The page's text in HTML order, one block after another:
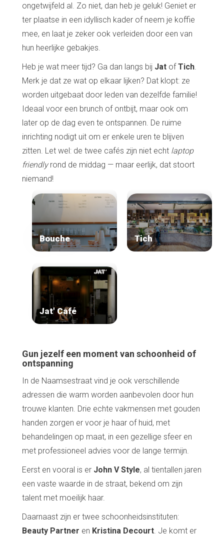
ongetwijfeld al. Zo niet, dan heb je geluk! Geniet er
ter plaatse in een idyllisch kader of neem je koffie
mee, en laat je zeker ook verleiden door een van
hun heerlijke gebakjes.
Heb je wat meer tijd? Ga dan langs bij Jat ofTich.
Merk je dat ze wat op elkaar lijken? Dat klopt: ze
worden uitgebaat door leden van dezelfde familie!
Ideaal voor een brunch of ontbijt, maar ook om
later op de dag even te ontspannen. De ruime
inrichting nodigt uit om er enkele uren te blijven
zitten. Let wel: de twee cafés zijn niet echt laptop
friendlyrond de middag — maar eerlijk, dat stoort
niemand!
Bouche Tich
Jat' Café
Gun jezelf een moment van schoonheid of
ontspanning
In de Naamsestraat vind je ook verschillende
adressen die warm worden aanbevolen door hun
trouwe klanten. Drie echte vakmensen met gouden
handen zorgen er voor je haar of huid, met
behandelingen op maat, in een gezellige sfeer en
met professioneel advies voor de lange termijn.
Eerst en vooral is er John V Style, al tientallen jaren
een vaste waarde in de straat, bekend om zijn
talent met moeilijk haar.
Daarnaast zijn er twee schoonheidsinstituten:
Beauty Partner en Kristina Decourt . Je komt er